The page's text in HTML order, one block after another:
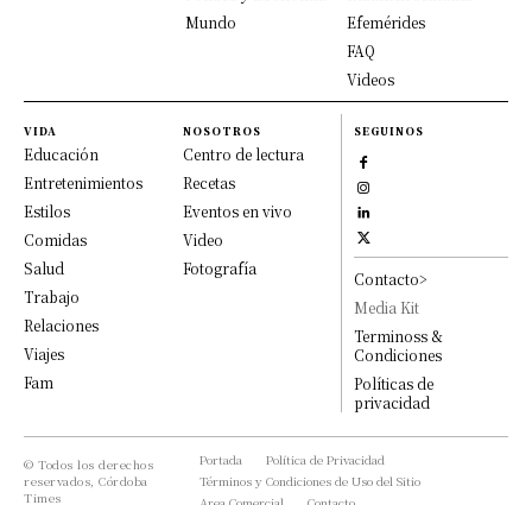
Mundo
Efemérides
FAQ
Videos
VIDA
Educación
Entretenimientos
Estilos
Comidas
Salud
Trabajo
Relaciones
Viajes
Fam
NOSOTROS
Centro de lectura
Recetas
Eventos en vivo
Video
Fotografía
SEGUINOS
Contacto>
Media Kit
Terminoss &
Condiciones
Políticas de
privacidad
© Todos los derechos
reservados, Córdoba
Times
Portada
Política de Privacidad
Términos y Condiciones de Uso del Sitio